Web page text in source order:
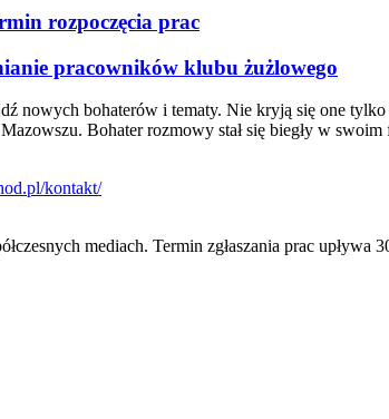
rozpoczęcia prac
pracowników klubu żużlowego
nowych bohaterów i tematy. Nie kryją się one
Bohater rozmowy stał się biegły w
mediach. Termin zgłaszania prac upływa